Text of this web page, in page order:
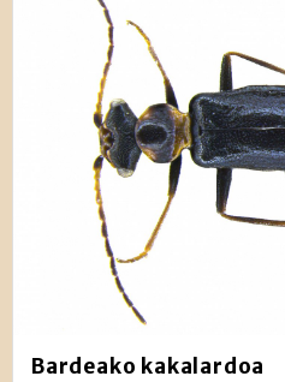
Bardeako kakalardoa